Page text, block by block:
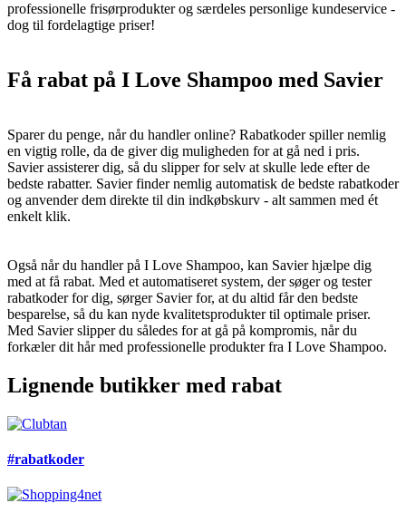
professionelle frisørprodukter og særdeles personlige kundeservice -
dog til fordelagtige priser!
Få rabat på I Love Shampoo med Savier
Sparer du penge, når du handler online? Rabatkoder spiller nemlig
en vigtig rolle, da de giver dig muligheden for at gå ned i pris.
Savier assisterer dig, så du slipper for selv at skulle lede efter de
bedste rabatter. Savier finder nemlig automatisk de bedste rabatkoder
og anvender dem direkte til din indkøbskurv - alt sammen med ét
enkelt klik.
Også når du handler på I Love Shampoo, kan Savier hjælpe dig
med at få rabat. Med et automatiseret system, der søger og tester
rabatkoder for dig, sørger Savier for, at du altid får den bedste
besparelse, så du kan nyde kvalitetsprodukter til optimale priser.
Med Savier slipper du således for at gå på kompromis, når du
forkæler dit hår med professionelle produkter fra I Love Shampoo.
Lignende butikker med rabat
#rabatkoder